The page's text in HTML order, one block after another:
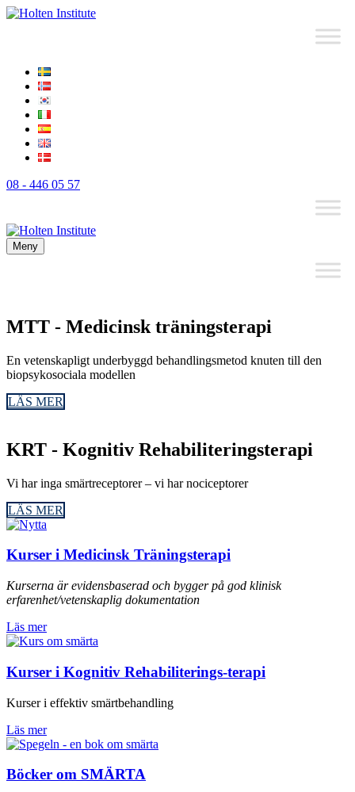
08 - 446 05 57
Meny
MTT - Medicinsk träningsterapi
En vetenskapligt underbyggd behandlingsmetod knuten till den
biopsykosociala modellen
LÄS MER
KRT - Kognitiv Rehabiliteringsterapi
Vi har inga smärtreceptorer – vi har nociceptorer
LÄS MER
Kurser i Medicinsk Träningsterapi
Kurserna är evidensbaserad och bygger på god klinisk
erfarenhet/vetenskaplig dokumentation
Läs mer
Kurser i Kognitiv Rehabiliterings-terapi
Kurser i effektiv smärtbehandling
Läs mer
Böcker om SMÄRTA